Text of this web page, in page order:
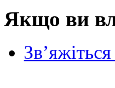
Якщо ви